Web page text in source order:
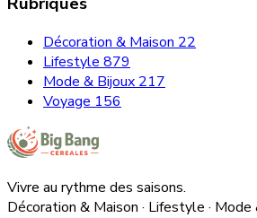
Décoration & Maison 22
Lifestyle 879
Mode & Bijoux 217
Voyage 156
Vivre au rythme des saisons.
Décoration & Maison · Lifestyle · Mode